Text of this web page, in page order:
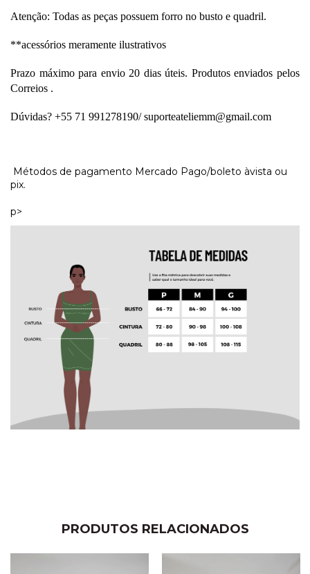
Atenção: Todas as peças possuem forro no busto e quadril.
**acessórios meramente ilustrativos
Prazo máximo para envio 20 dias úteis. Produtos enviados pelos
Correios .
Dúvidas? +55 71 991278190/ suporteateliemm@gmail.com
Métodos de pagamento Mercado Pago/boleto àvista ou
pix.
p>
PRODUTOS RELACIONADOS